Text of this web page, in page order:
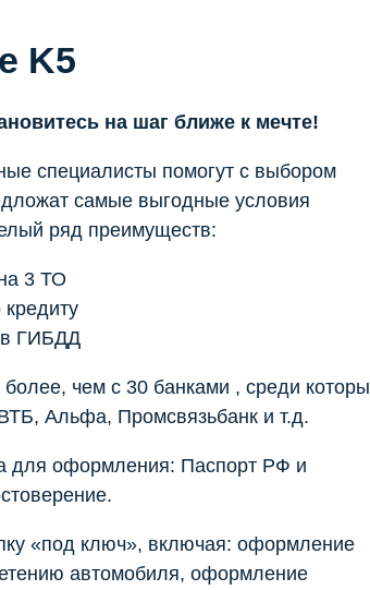
K5
на шаг ближе к мечте!
специалисты помогут с выбором
самые выгодные условия
ряд преимуществ:
3 ТО
в ГИБДД
чем с 30 банками , среди
Альфа, Промсвязьбанк и т.д.
для оформления: Паспорт РФ и
«под ключ», включая: оформление
автомобиля, оформление